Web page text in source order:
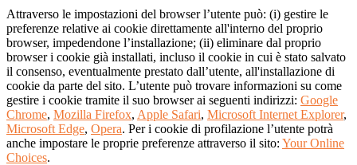
Attraverso le impostazioni del browser l’utente può: (i) gestire le
preferenze relative ai cookie direttamente all'interno del proprio
browser, impedendone l’installazione; (ii) eliminare dal proprio
browser i cookie già installati, incluso il cookie in cui è stato salvato
il consenso, eventualmente prestato dall’utente, all'installazione di
cookie da parte del sito. L’utente può trovare informazioni su come
gestire i cookie tramite il suo browser ai seguenti indirizzi: Google
Chrome, Mozilla Firefox, Apple Safari, Microsoft Internet Explorer,
Microsoft Edge, Opera. Per i cookie di profilazione l’utente potrà
anche impostare le proprie preferenze attraverso il sito: Your Online
Choices.